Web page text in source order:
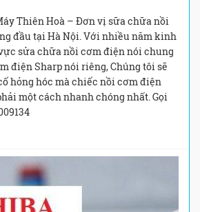
Thiên Hoà – Đơn vị sữa chữa nồi
đầu tại Hà Nội. Với nhiều năm kinh
sửa chữa nồi cơm điện nói chung
điện Sharp nói riêng, Chúng tôi sẽ
hỏng hóc mà chiếc nồi cơm điện
một cách nhanh chóng nhất. Gọi